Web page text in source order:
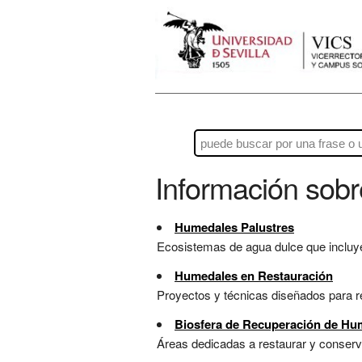
Información
Humedales Palustres
Ecosistemas de agua dulce que
Humedales en Restauración
Proyectos y técnicas diseñados para
Biosfera de Recuperación de
Áreas dedicadas a restaurar y